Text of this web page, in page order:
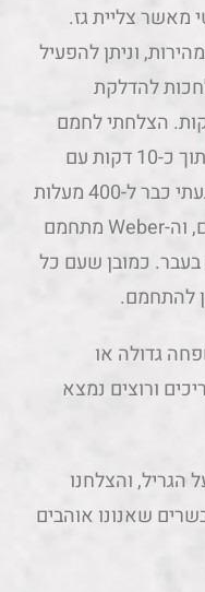
מאשר צליית גז.
וניתן להפעיל
להדלקת
הצלחתי לחמם
את הגריל עד 300 מעלות צלזיוס תוך כ-10 דקות עם
מכסה סגור. אחרי חמש דקות, הגעתי כבר ל-400 מעלות
צלזיוס. היו לי כמה גרילי גז אחרים, וה-Weber מתחמם
כמובן שעם כל
להתחמם.
גדולה או
ורוצים נמצא
הגריל, והצלחנו
שאנונו אוהבים